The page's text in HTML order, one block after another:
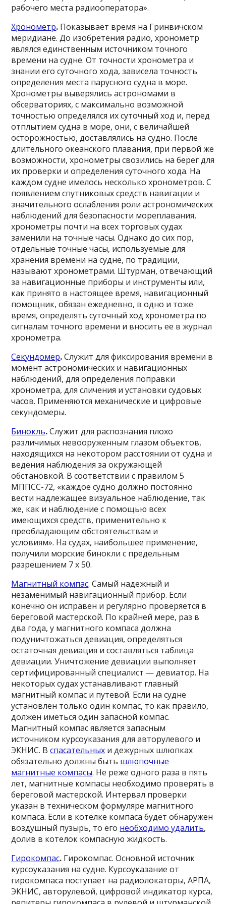
рабочего места радиооператора».
Хронометр. Показывает время на Гринвичском
меридиане. До изобретения радио, хронометр
являлся единственным источником точного
времени на судне. От точности хронометра и
знании его суточного хода, зависела точность
определения места парусного судна в море.
Хронометры выверялись астрономами в
обсерваториях, с максимально возможной
точностью определялся их суточный ход и, перед
отплытием судна в море, они, с величайшей
осторожностью, доставлялись на судно. После
длительного океанского плавания, при первой же
возможности, хронометры свозились на берег для
их проверки и определения суточного хода. На
каждом судне имелось несколько хронометров. С
появлением спутниковых средств навигации и
значительного ослабления роли астрономических
наблюдений для безопасности мореплавания,
хронометры почти на всех торговых судах
заменили на точные часы. Однако до сих пор,
отдельные точные часы, используемые для
хранения времени на судне, по традиции,
называют хронометрами. Штурман, отвечающий
за навигационные приборы и инструменты или,
как принято в настоящее время, навигационный
помощник, обязан ежедневно, в одно и тоже
время, определять суточный ход хронометра по
сигналам точного времени и вносить ее в журнал
хронометра.
Секундомер.Служит для фиксирования времени в
момент астрономических и навигационных
наблюдений, для определения поправки
хронометра, для сличения и установки судовых
часов. Применяются механические и цифровые
секундомеры.
Бинокль.Служит для распознания плохо
различимых невооруженным глазом объектов,
находящихся на некотором расстоянии от судна и
ведения наблюдения за окружающей
обстановкой. В соответствии с правилом 5
МППСС-72, «каждое судно должно постоянно
вести надлежащее визуальное наблюдение, так
же, как и наблюдение с помощью всех
имеющихся средств, применительно к
преобладающим обстоятельствам и
условиям». На судах, наибольшее применение,
получили морские бинокли с предельным
разрешением 7 х 50.
Магнитный компас. Самый надежный и
незаменимый навигационный прибор. Если
конечно он исправен и регулярно проверяется в
береговой мастерской. По крайней мере, раз в
два года, у магнитного компаса должна
подуничтожаться девиация, определяться
остаточная девиация и составляться таблица
девиации. Уничтожение девиации выполняет
сертифицированный специалист — девиатор. На
некоторых судах устанавливают главный
магнитный компас и путевой. Если на судне
установлен только один компас, то как правило,
должен иметься один запасной компас.
Магнитный компас является запасным
источником курсоуказания для авторулевого и
ЭКНИС. Вспасательных и дежурных шлюпках
обязательно должны быть шлюпочные
магнитные компасы. Не реже одного раза в пять
лет, магнитные компасы необходимо проверять в
береговой мастерской. Интервал проверки
указан в техническом формуляре магнитного
компаса. Если в котелке компаса будет обнаружен
воздушный пузырь, то его необходимо удалить,
долив в котелок компасную жидкость.
Гирокомпас. Гирокомпас. Основной источник
курсоуказания на судне. Курсоуказание от
гирокомпаса поступает на радиолокаторы, АРПА,
ЭКНИС, авторулевой, цифровой индикатор курса,